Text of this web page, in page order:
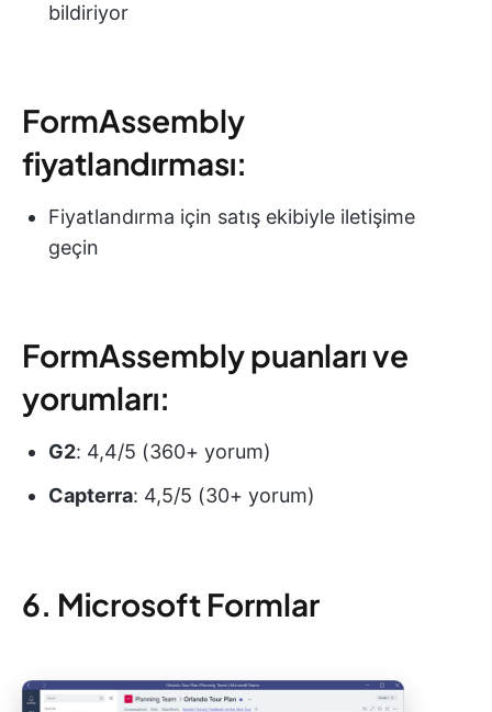
bildiriyor
FormAssembly
fiyatlandırması:
Fiyatlandırma için satış ekibiyle iletişime
geçin
FormAssembly puanları ve
yorumları:
G2: 4,4/5 (360+ yorum)
Capterra: 4,5/5 (30+ yorum)
6. Microsoft Formlar